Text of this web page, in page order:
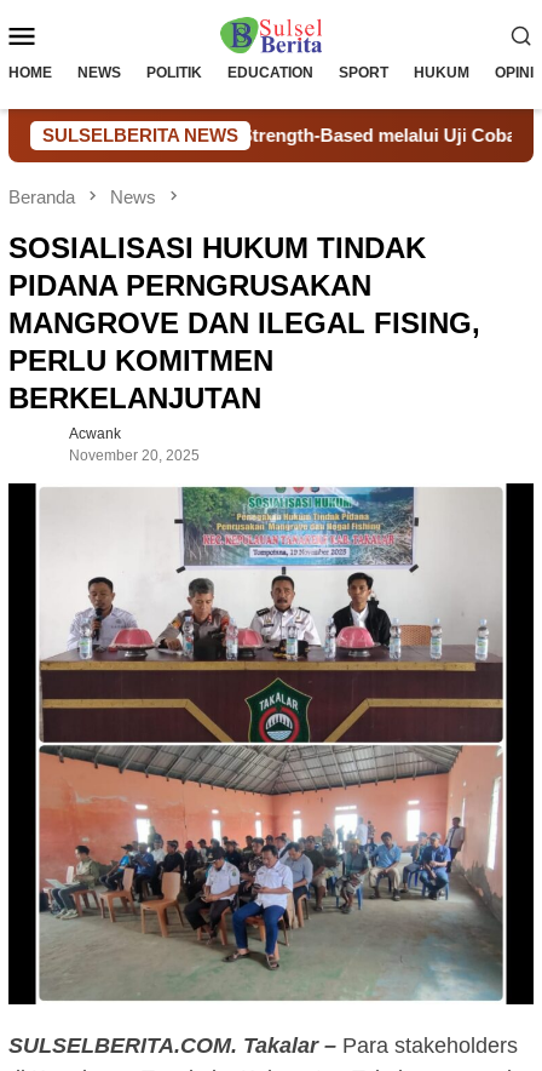
ke
Mobile
HOME NEWS POLITIK EDUCATION SPORT HUKUM OPINI
SULSELBERITA NEWS
Berbasis Strength-Based melalui Uji Coba dan TOT
Beranda News
SOSIALISASI HUKUM TINDAK
PIDANA PERNGRUSAKAN
MANGROVE DAN ILEGAL FISING,
PERLU KOMITMEN
BERKELANJUTAN
Acwank
November 20, 2025
SULSELBERITA.COM. Takalar – Para stakeholders